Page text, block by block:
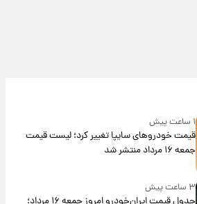
۱ ساعت پیش
قیمت خودروهای سایپا تغییر کرد؛ لیست قیمت
جمعه ۱۶ مرداد منتشر شد
۳ ساعت پیش